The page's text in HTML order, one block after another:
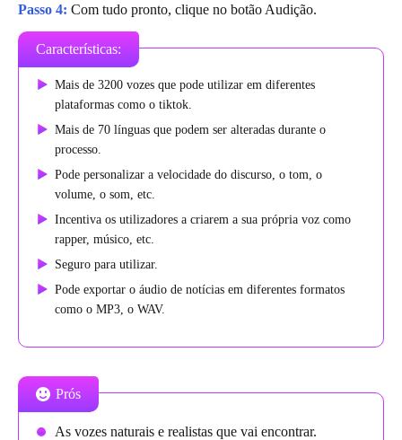
Passo 4: Com tudo pronto, clique no botão Audição.
Características:
Mais de 3200 vozes que pode utilizar em diferentes
plataformas como o tiktok.
Mais de 70 línguas que podem ser alteradas durante o
processo.
Pode personalizar a velocidade do discurso, o tom, o
volume, o som, etc.
Incentiva os utilizadores a criarem a sua própria voz como
rapper, músico, etc.
Seguro para utilizar.
Pode exportar o áudio de notícias em diferentes formatos
como o MP3, o WAV.
Prós
As vozes naturais e realistas que vai encontrar.